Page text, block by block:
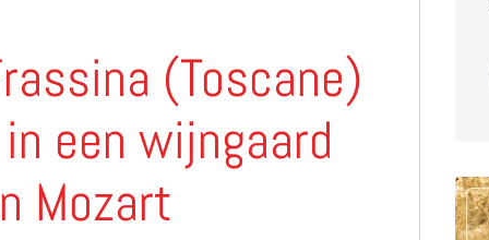
(Toscane)
een wijngaard
Mozart